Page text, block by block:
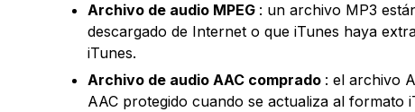
Archivo de audio MPEG : un archivo MP3
descargado de Internet o que iTunes haya
iTunes.
Archivo de audio AAC comprado : el archivo
AAC protegido cuando se actualiza al formato